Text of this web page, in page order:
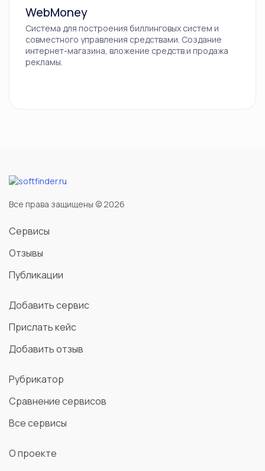
WebMoney
Система для построения биллинговых систем и
совместного управления средствами. Создание
интернет-магазина, вложение средств и продажа
рекламы.
Все права защищены © 2026
Сервисы
Отзывы
Публикации
Добавить сервис
Прислать кейс
Добавить отзыв
Рубрикатор
Сравнение сервисов
Все сервисы
О проекте